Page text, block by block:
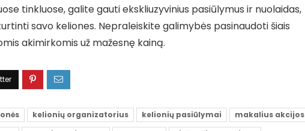
tinkluose, galite gauti ekskliuzyvinius pasiūlymus ir nuolaidas,
savo keliones. Nepraleiskite galimybės pasinaudoti šiais
akimirkomis už mažesnę kainą.
kelionių organizatorius kelionių pasiūlymai
makalius akcijos